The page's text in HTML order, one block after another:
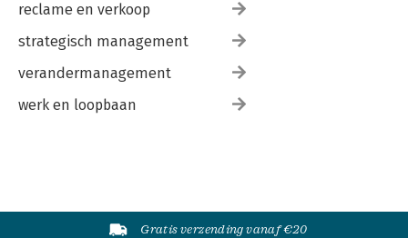
reclame en verkoop
strategisch management
verandermanagement
werk en loopbaan
Gratis verzending vanaf €20